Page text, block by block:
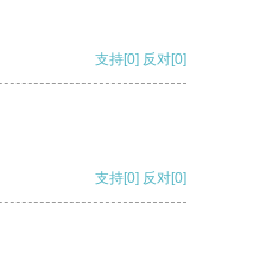
支持[0] 反对[0]
支持[0] 反对[0]